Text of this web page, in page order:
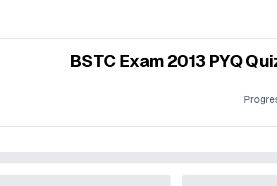
BSTC Exam 2013 PYQ